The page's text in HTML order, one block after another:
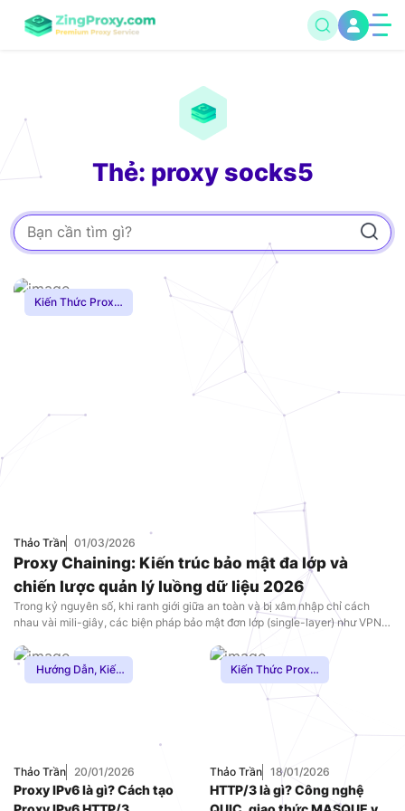
Thẻ: proxy socks5
Kiến Thức Proxy,
Hướng Dẫn,Proxy
Thảo Trần 01/03/2026
Proxy Chaining: Kiến trúc bảo mật đa lớp và
chiến lược quản lý luồng dữ liệu 2026
Trong kỷ nguyên số, khi ranh giới giữa an toàn và bị xâm nhập chỉ cách
nhau vài mili-giây, các biện pháp bảo mật đơn lớp (single-layer) như VPN
hay Proxy truyền thống đang dần mất đi vị thế độc tôn trước các hệ thống
giám sát và phân tích lưu lượng bằng AI. Đối […]
Hướng Dẫn, Kiến
Thức Proxy,Proxy
Thảo Trần 20/01/2026
Proxy IPv6 là gì? Cách tạo
Kiến Thức Proxy,
Hướng Dẫn,Mạng
Internnet
Proxy
Thảo Trần 18/01/2026
HTTP/3 là gì? Công nghệ